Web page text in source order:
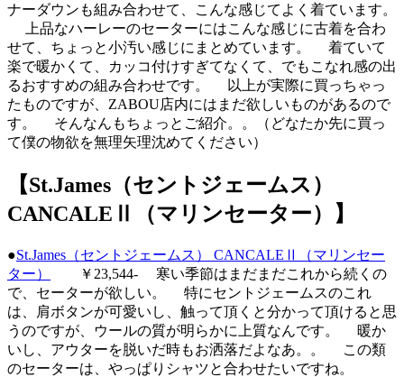
ナーダウンも組み合わせて、こんな感じてよく着ています。
上品なハーレーのセーターにはこんな感じに古着を合わ
せて、ちょっと小汚い感じにまとめています。 着ていて
楽で暖かくて、カッコ付けすぎてなくて、でもこなれ感の出
るおすすめの組み合わせです。
以上が実際に買っちゃっ
たものですが、ZABOU店内にはまだ欲しいものがあるので
す。 そんなんもちょっとご紹介。。（どなたか先に買っ
て僕の物欲を無理矢理沈めてください）
【St.James（セントジェームス）
CANCALEⅡ（マリンセーター）】
●St.James（セントジェームス） CANCALEⅡ（マリンセー
ター）
￥23,544- 寒い季節はまだまだこれから続くの
で、セーターが欲しい。 特にセントジェームスのこれ
は、肩ボタンが可愛いし、触って頂くと分かって頂けると思
うのですが、ウールの質が明らかに上質なんです。 暖か
いし、アウターを脱いだ時もお洒落だよなあ。。 この類
のセーターは、やっぱりシャツと合わせたいですね。